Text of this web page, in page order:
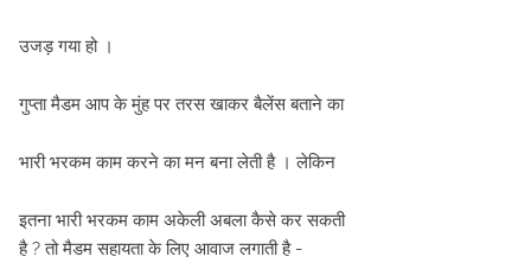
उजड़ गया हो ।
गुप्ता मैडम आप के मुंह पर तरस खाकर बैलेंस बताने का
भारी भरकम काम करने का मन बना लेती है । लेकिन
इतना भारी भरकम काम अकेली अबला कैसे कर सकती
है ? तो मैडम सहायता के लिए आवाज लगाती है -